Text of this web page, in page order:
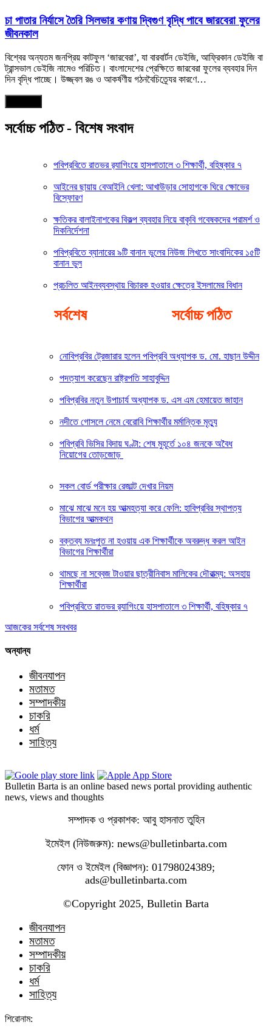
চা পাতার নির্যাসে তৈরি সিলভার কণায় দ্বিগুণ বৃদ্ধি পাবে জারবেরা ফুলের
জীবনকাল
বিশ্বের অন্যতম জনপ্রিয় কাটফুল ‘জারবেরা’, যা বারবার্টন ডেইজি, আফ্রিকান ডেইজি বা
ট্রান্সভাল ডেইজি নামেও পরিচিত। বাংলাদেশের প্রেক্ষিতে জারবেরা ফুলের ব্যবহার দিন
দিন বৃদ্ধি পাচ্ছে। উজ্জ্বল রঙ ও আকর্ষণীয় গঠনবৈচিত্র্যের কারণে…
সর্বোচ্চ পঠিত - বিশেষ সংবাদ
পবিপ্রবিতে রাতভর র‍্যাগিংয়ে হাসপাতালে ৩ শিক্ষার্থী, বহিষ্কার ৭
আইনের ছায়ায় বেআইনি খেলা: আখাউড়ার সোহাগকে ঘিরে ক্ষোভের
বিস্ফোরণ
ক্ষতিকর বালাইনাশকের বিকল্প ব্যবহার নিয়ে বাকৃবি গবেষকদের পরামর্শ ও
দিকনির্দেশনা
পবিপ্রবিতে ব্যানারের ৯টি বানান ভুলের নিউজ লিখতে সাংবাদিকের ১৫টি
বানান ভুল
প্রচলিত আইনব্যবস্থায় বিচারক হ‌ওয়ার ক্ষেত্রে ইসলামের বিধান
সর্বশেষ সর্বোচ্চ পঠিত
নোবিপ্রবির ট্রেজারার হলেন পবিপ্রবি অধ্যাপক ড. মো. হাছান উদ্দীন
পদত্যাগ করেছেন রাষ্ট্রপতি সাহাবুদ্দিন
পবিপ্রবির নতুন উপাচার্য অধ্যাপক ড. এস এম হেমায়েত জাহান
নদীতে গোসলে নেমে বেরোবি শিক্ষার্থীর মর্মান্তিক মৃত্যু
পবিপ্রবি ভিসির বিদায় ঘণ্টা: শেষ মুহূর্তে ১০৪ জনকে অবৈধ
নিয়োগের তোড়জোড়
সকল বোর্ড পরীক্ষার রেজাল্ট দেখার নিয়ম
মাঝে মাঝে মনে হয় আত্মহত্যা করে ফেলি: হাবিপ্রবির স্থাপত্য
বিভাগের আত্মকথন
বক্তব্য মনঃপুত না হওয়ায় এক শিক্ষার্থীকে অবরুদ্ধ করল আইন
বিভাগের শিক্ষার্থীরা
থামছে না সব্বেজ টাওয়ার ছাত্রীনিবাস মালিকের দৌরাত্ম্য: অসহায়
শিক্ষার্থীরা
পবিপ্রবিতে রাতভর র‍্যাগিংয়ে হাসপাতালে ৩ শিক্ষার্থী, বহিষ্কার ৭
আজকের সর্বশেষ সবখবর
অন্যান্য
জীবনযাপন
মতামত
সম্পাদকীয়
চাকরি
ধর্ম
সাহিত্য
Bulletin Barta is an online based news portal providing authentic
news, views and thoughts
সম্পাদক ও প্রকাশক: আবু হাসনাত তুহিন
ইমেইল (নিউজরুম): news@bulletinbarta.com
ফোন ও ইমেইল (বিজ্ঞাপন): 01798024389;
ads@bulletinbarta.com
©️Copyright 2025, Bulletin Barta
জীবনযাপন
মতামত
সম্পাদকীয়
চাকরি
ধর্ম
সাহিত্য
শিরোনাম: